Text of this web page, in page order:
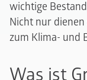
wichtige
Nicht nur
zum Klima- und
Was ist